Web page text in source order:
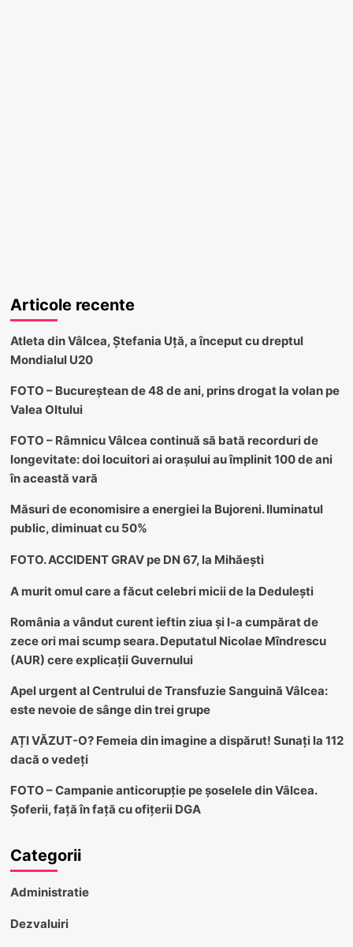
Articole recente
Atleta din Vâlcea, Ștefania Uță, a început cu dreptul
Mondialul U20
FOTO – Bucureștean de 48 de ani, prins drogat la volan pe
Valea Oltului
FOTO – Râmnicu Vâlcea continuă să bată recorduri de
longevitate: doi locuitori ai orașului au împlinit 100 de ani
în această vară
Măsuri de economisire a energiei la Bujoreni. Iluminatul
public, diminuat cu 50%
FOTO. ACCIDENT GRAV pe DN 67, la Mihăești
A murit omul care a făcut celebri micii de la Dedulești
România a vândut curent ieftin ziua și l-a cumpărat de
zece ori mai scump seara. Deputatul Nicolae Mîndrescu
(AUR) cere explicații Guvernului
Apel urgent al Centrului de Transfuzie Sanguină Vâlcea:
este nevoie de sânge din trei grupe
AȚI VĂZUT-O? Femeia din imagine a dispărut! Sunați la 112
dacă o vedeți
FOTO – Campanie anticorupție pe șoselele din Vâlcea.
Șoferii, față în față cu ofițerii DGA
Categorii
Administratie
Dezvaluiri